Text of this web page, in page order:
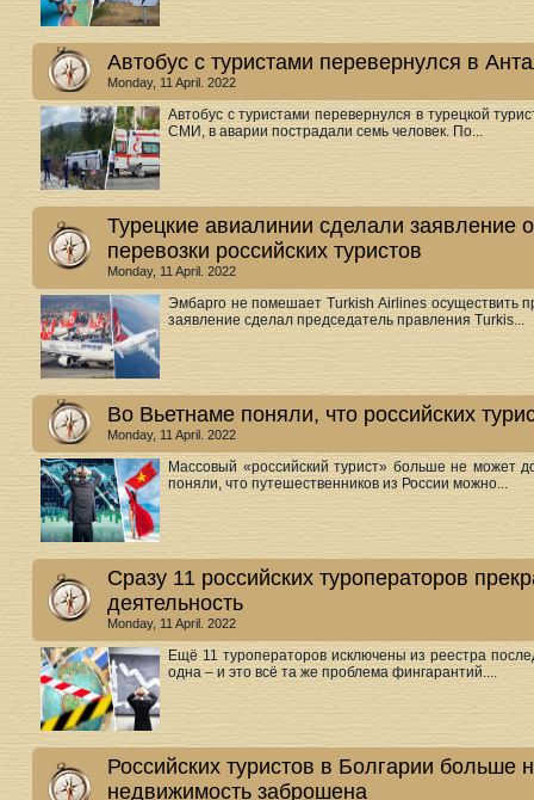
Автобус с туристами перевернулся в
Monday, 11 April. 2022
Автобус с туристами перевернулся в турецкой
СМИ, в аварии пострадали семь человек. По...
Турецкие авиалинии сделали заявление
перевозки российских туристов
Monday, 11 April. 2022
Эмбарго не помешает Turkish Airlines осуществить
заявление сделал председатель правления Turkis...
Во Вьетнаме поняли, что российских
Monday, 11 April. 2022
Массовый «российский турист» больше не может
поняли, что путешественников из России можно...
Сразу 11 российских туроператоров
деятельность
Monday, 11 April. 2022
Ещё 11 туроператоров исключены из реестра
одна – и это всё та же проблема фингарантий....
Российских туристов в Болгарии больше
недвижимость заброшена